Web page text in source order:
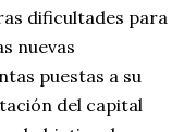
dificultades para
nuevas
puestas a su
del capital